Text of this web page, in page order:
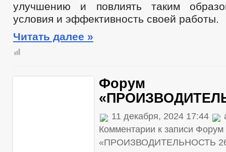
улучшению и повлиять таким
условия и эффективность своей работы.
Читать далее »
Форум
11 декабря, 2024 17:44
Комментарии к записи Форум
«ПРОИЗВОДИТЕЛЬНОСТЬ